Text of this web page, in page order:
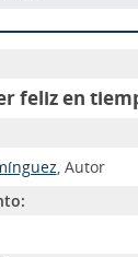
feliz en
, Autor